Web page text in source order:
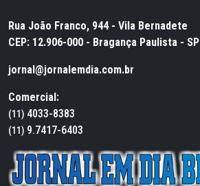
Rua João Franco, 944 - Vila Bernadete
CEP: 12.906-000 - Bragança Paulista - SP
jornal@jornalemdia.com.br
Comercial:
(11) 4033-8383
(11) 9.7417-6403